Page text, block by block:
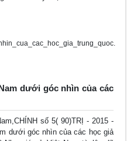
dưới góc nhìn của các
số 5( 90)TRỊ - 2015 -
dưới góc nhìn của các học giả